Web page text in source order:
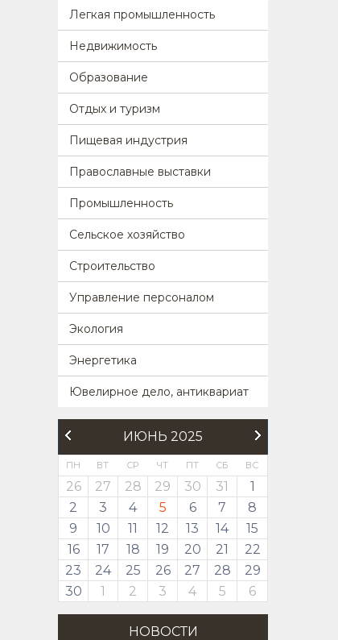
Легкая промышленность
Недвижимость
Образование
Отдых и туризм
Пищевая индустрия
Православные выставки
Промышленность
Сельское хозяйство
Строительство
Управление персоналом
Экология
Энергетика
Ювелирное дело, антиквариат
ИЮНЬ 2025
ПН ВТ СР ЧТ ПТ СБ ВС
26 27 28 29 30 31
1
2
3 4 5 6 7
8
9
10 11 12 13 14
15
16
17 18 19 20 21
22
23
24 25 26 27 28
29
30
1 2 3 4 5 6
НОВОСТИ